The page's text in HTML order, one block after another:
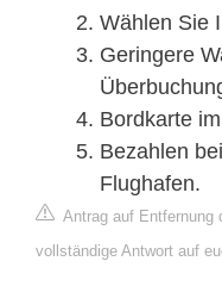
Wählen Sie
Geringere
Bordkarte
Bezahlen
Flughafen.
Antrag auf Entfernung
vollständige Antwort auf